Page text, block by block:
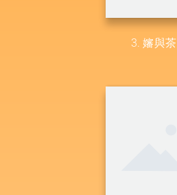
3. 嬸與茶